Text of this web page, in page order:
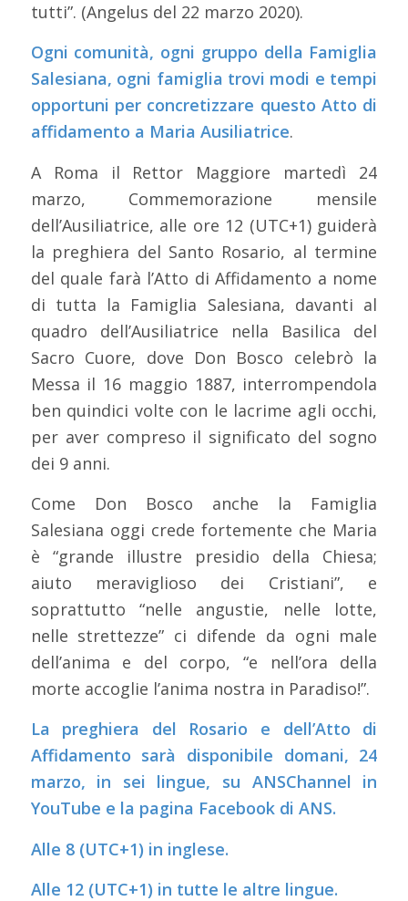
tutti”. (Angelus del 22 marzo 2020).
Ogni comunità, ogni gruppo della Famiglia
Salesiana, ogni famiglia trovi modi e tempi
opportuni per concretizzare questo Atto di
affidamento a Maria Ausiliatrice.
A Roma il Rettor Maggiore martedì 24
marzo, Commemorazione mensile
dell’Ausiliatrice, alle ore 12 (UTC+1) guiderà
la preghiera del Santo Rosario, al termine
del quale farà l’Atto di Affidamento a nome
di tutta la Famiglia Salesiana, davanti al
quadro dell’Ausiliatrice nella Basilica del
Sacro Cuore, dove Don Bosco celebrò la
Messa il 16 maggio 1887, interrompendola
ben quindici volte con le lacrime agli occhi,
per aver compreso il significato del sogno
dei 9 anni.
Come Don Bosco anche la Famiglia
Salesiana oggi crede fortemente che Maria
è “grande illustre presidio della Chiesa;
aiuto meraviglioso dei Cristiani”, e
soprattutto “nelle angustie, nelle lotte,
nelle strettezze” ci difende da ogni male
dell’anima e del corpo, “e nell’ora della
morte accoglie l’anima nostra in Paradiso!”.
La preghiera del Rosario e dell’Atto di
Affidamento sarà disponibile domani, 24
marzo, in sei lingue, su ANSChannel in
YouTube e la pagina Facebook di ANS.
Alle 8 (UTC+1) in inglese.
Alle 12 (UTC+1) in tutte le altre lingue.